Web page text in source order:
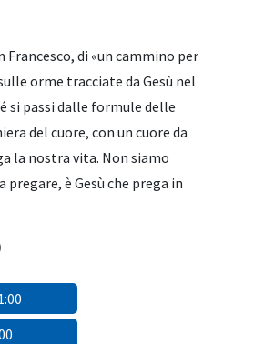
di «un cammino per
orme tracciate da Gesù nel
si passi dalle formule delle
del cuore, con un cuore da
la nostra vita. Non siamo
è Gesù che prega in